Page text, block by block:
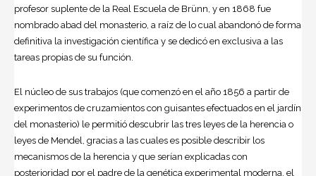
profesor suplente de la Real Escuela de Brünn, y en 1868 fue
nombrado abad del monasterio, a raíz de lo cual abandonó de forma
definitiva la investigación científica y se dedicó en exclusiva a las
tareas propias de su función.
El núcleo de sus trabajos (que comenzó en el año 1856 a partir de
experimentos de cruzamientos con guisantes efectuados en el jardín
del monasterio) le permitió descubrir las tres leyes de la herencia o
leyes de Mendel, gracias a las cuales es posible describir los
mecanismos de la herencia y que serían explicadas con
posterioridad por el padre de la genética experimental moderna, el